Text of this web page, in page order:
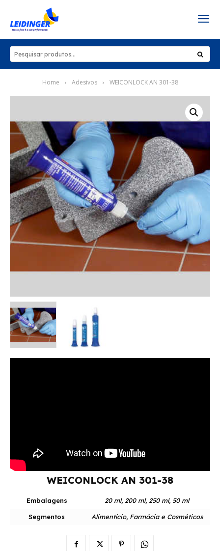
Home Adesivos WEICONLOCK AN 301-38
WEICONLOCK AN 301-38
Embalagens 20 ml, 200 ml, 250 ml, 50 ml
Segmentos Alimentício, Farmácia e Cosméticos